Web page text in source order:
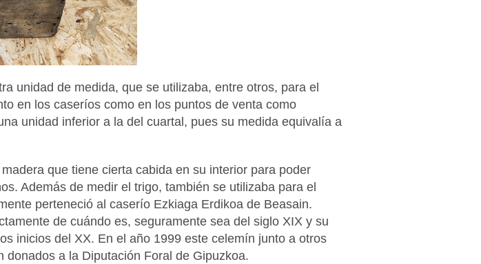
unidad de medida, que se utilizaba, entre otros, para el
en los caseríos como en los puntos de venta como
unidad inferior a la del cuartal, pues su medida equivalía a
que tiene cierta cabida en su interior para poder
Además de medir el trigo, también se utilizaba para el
perteneció al caserío Ezkiaga Erdikoa de Beasain.
de cuándo es, seguramente sea del siglo XIX y su
inicios del XX. En el año 1999 este celemín junto a otros
donados a la Diputación Foral de Gipuzkoa.